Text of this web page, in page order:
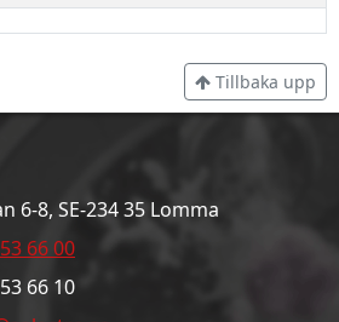
Tillbaka upp
6-8, SE-234 35 Lomma
66 00
66 10